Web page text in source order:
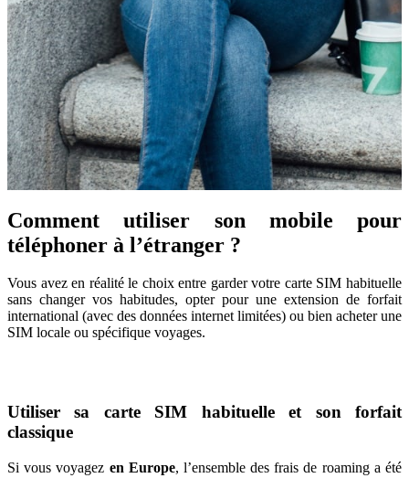
Comment utiliser son mobile pour
téléphoner à l’étranger ?
Vous avez en réalité le choix entre garder votre carte SIM habituelle
sans changer vos habitudes, opter pour une extension de forfait
international (avec des données internet limitées) ou bien acheter une
SIM locale ou spécifique voyages.
Utiliser sa carte SIM habituelle et son forfait
classique
Si vous voyagez en Europe, l’ensemble des frais de roaming a été